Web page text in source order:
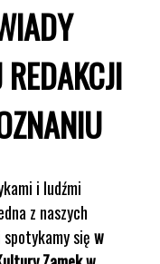
i ludźmi
z naszych
sięw